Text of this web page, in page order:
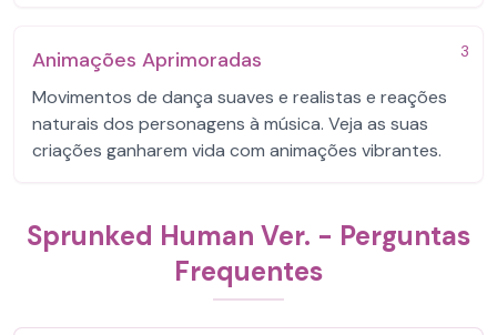
3
Animações Aprimoradas
Movimentos de dança suaves e realistas e reações
naturais dos personagens à música. Veja as suas
criações ganharem vida com animações vibrantes.
Sprunked Human Ver. - Perguntas
Frequentes